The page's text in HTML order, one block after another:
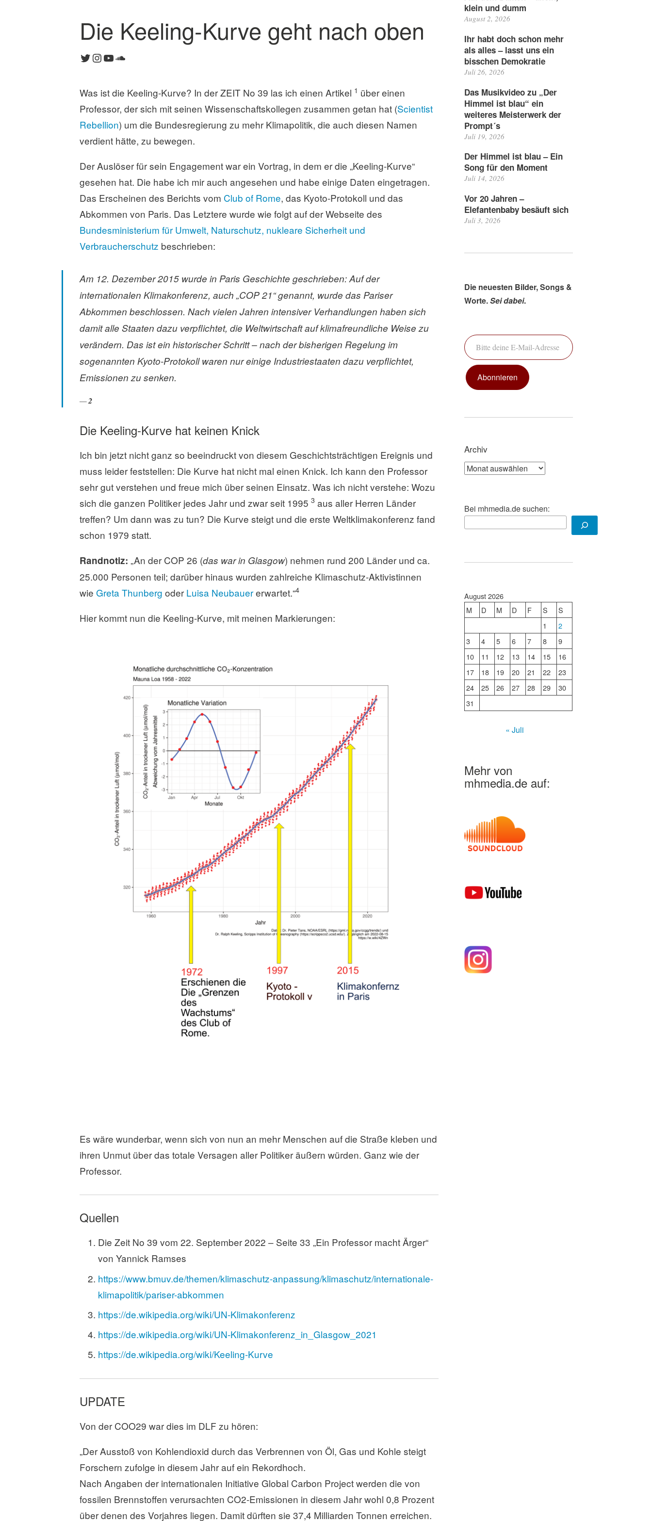
Die Keeling-Kurve geht nach oben
Twitter
Instagram
YouTube
SoundCloud
Was ist die Keeling-Kurve? In der ZEIT No 39 las ich einen Artikel 1 über einen
Professor, der sich mit seinen Wissenschaftskollegen zusammen getan hat (Scientist
Rebellion) um die Bundesregierung zu mehr Klimapolitik, die auch diesen Namen
verdient hätte, zu bewegen.
Der Auslöser für sein Engagement war ein Vortrag, in dem er die „Keeling-Kurve“
gesehen hat. Die habe ich mir auch angesehen und habe einige Daten eingetragen.
Das Erscheinen des Berichts vom Club of Rome, das Kyoto-Protokoll und das
Abkommen von Paris. Das Letztere wurde wie folgt auf der Webseite des
Bundesministerium für Umwelt, Naturschutz, nukleare Sicherheit und
Verbraucherschutz beschrieben:
Am 12. Dezember 2015 wurde in Paris Geschichte geschrieben: Auf der
internationalen Klimakonferenz, auch „COP 21“ genannt, wurde das Pariser
Abkommen beschlossen. Nach vielen Jahren intensiver Verhandlungen haben sich
damit alle Staaten dazu verpflichtet, die Weltwirtschaft auf klimafreundliche Weise zu
verändern. Das ist ein historischer Schritt – nach der bisherigen Regelung im
sogenannten Kyoto-Protokoll waren nur einige Industriestaaten dazu verpflichtet,
Emissionen zu senken.
2
Die Keeling-Kurve hat keinen Knick
Ich bin jetzt nicht ganz so beeindruckt von diesem Geschichtsträchtigen Ereignis und
muss leider feststellen: Die Kurve hat nicht mal einen Knick. Ich kann den Professor
sehr gut verstehen und freue mich über seinen Einsatz. Was ich nicht verstehe: Wozu
sich die ganzen Politiker jedes Jahr und zwar seit 1995 3 aus aller Herren Länder
treffen? Um dann was zu tun? Die Kurve steigt und die erste Weltklimakonferenz fand
schon 1979 statt.
Randnotiz: „An der COP 26 (das war in Glasgow) nehmen rund 200 Länder und ca.
25.000 Personen teil; darüber hinaus wurden zahlreiche Klimaschutz-Aktivistinnen
wie Greta Thunberg oder Luisa Neubauererwartet.“4
Hier kommt nun die Keeling-Kurve, mit meinen Markierungen:
Es wäre wunderbar, wenn sich von nun an mehr Menschen auf die Straße kleben und
ihren Unmut über das totale Versagen aller Politiker äußern würden. Ganz wie der
Professor.
Quellen
Die Zeit No 39 vom 22. September 2022 – Seite 33 „Ein Professor macht Ärger“
von Yannick Ramses
https://www.bmuv.de/themen/klimaschutz-anpassung/klimaschutz/internationale-
klimapolitik/pariser-abkommen
https://de.wikipedia.org/wiki/UN-Klimakonferenz
https://de.wikipedia.org/wiki/UN-Klimakonferenz_in_Glasgow_2021
https://de.wikipedia.org/wiki/Keeling-Kurve
UPDATE
Von der COO29 war dies im DLF zu hören:
„Der Ausstoß von Kohlendioxid durch das Verbrennen von Öl, Gas und Kohle steigt
Forschern zufolge in diesem Jahr auf ein Rekordhoch.
Nach Angaben der internationalen Initiative Global Carbon Project werden die von
fossilen Brennstoffen verursachten CO2-Emissionen in diesem Jahr wohl 0,8 Prozent
über denen des Vorjahres liegen. Damit dürften sie 37,4 Milliarden Tonnen erreichen.
klein und dumm
August 2, 2026
Ihr habt doch schon mehr
als alles – lasst uns ein
bisschen Demokratie
Juli 26, 2026
Das Musikvideo zu „Der
Himmel ist blau“ ein
weiteres Meisterwerk der
Prompt´s
Juli 19, 2026
Der Himmel ist blau – Ein
Song für den Moment
Juli 14, 2026
Vor 20 Jahren –
Elefantenbaby besäuft sich
Juli 3, 2026
Die neuesten Bilder, Songs &
Worte.Sei dabei.
Bitte deine E-Mail-Adresse ein ...
Abonnieren
Archiv
Archiv
Bei mhmedia.de suchen:
August 2026
M
D M D F S
S
1
2
3
4 5 6 7 8
9
10
11 12 13 14 15
16
17
18 19 20 21 22
23
24
25 26 27 28 29
30
31
« Juli
Mehr von
mhmedia.de auf: